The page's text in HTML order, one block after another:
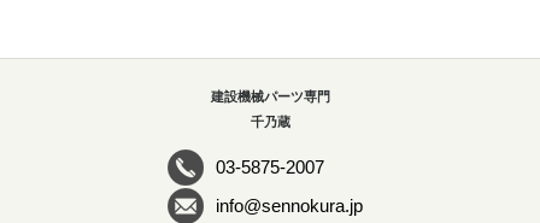
建設機械パーツ専門
千乃蔵
03-5875-2007
info@sennokura.jp